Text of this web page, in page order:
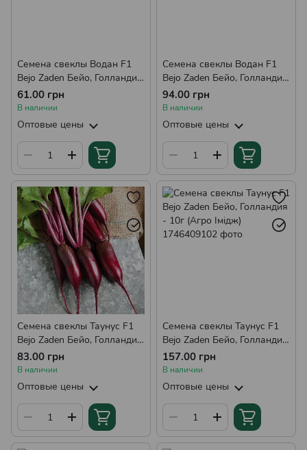
Семена свеклы Водан F1
Bejo Zaden Бейо, Голландия
- 5г (Агро Імідж)
61.00 грн
В наличии
Оптовые цены
Семена свеклы Водан F1
Bejo Zaden Бейо, Голландия
- 10г (Агро Імідж)
94.00 грн
В наличии
Оптовые цены
Семена свеклы Таунус F1
Bejo Zaden Бейо, Голландия
- 5г (Агро Імідж)
83.00 грн
В наличии
Оптовые цены
Семена свеклы Таунус F1
Bejo Zaden Бейо, Голландия
- 10г (Агро Імідж)
157.00 грн
В наличии
Оптовые цены